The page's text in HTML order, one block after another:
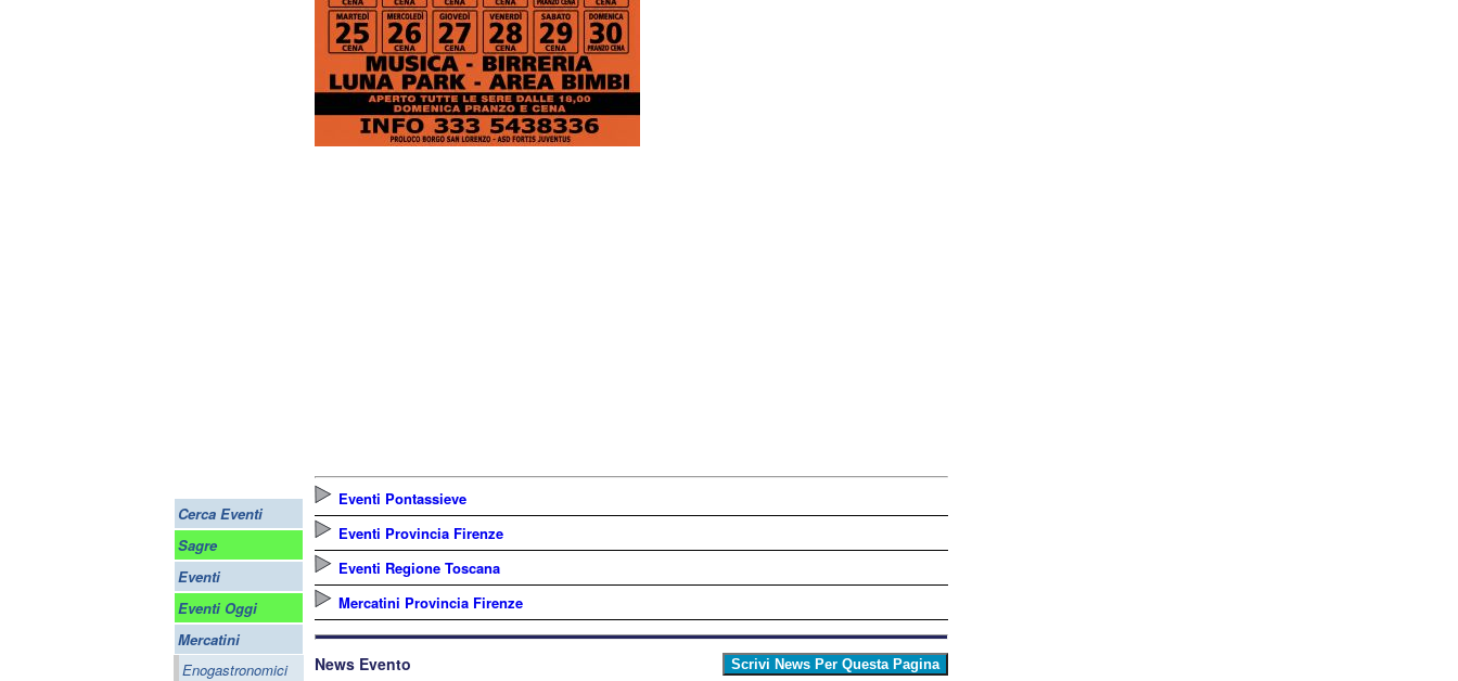
Cerca Eventi
Sagre
Eventi
Eventi Oggi
Mercatini
Enogastronomici
Eventi Pontassieve
Eventi Provincia Firenze
Eventi Regione Toscana
Mercatini Provincia Firenze
News Evento